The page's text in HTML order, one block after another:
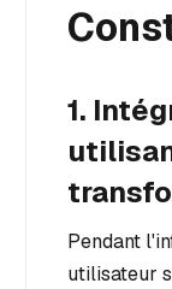
1.
Pendant
utilisateur